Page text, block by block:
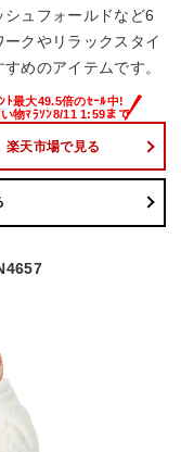
ュフォールドなど6
クやリラックスタイ
めのアイテムです。
楽天市場で見る